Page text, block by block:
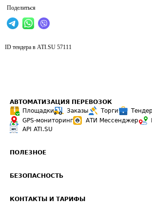
Поделиться
ID тендера в ATI.SU 57111
АВТОМАТИЗАЦИЯ ПЕРЕВОЗОК
Площадки
Заказы Торги
GPS-мониторинг
АТИ Мессенджер
API ATI.SU
ПОЛЕЗНОЕ
Звезды ATI.SU на вашем сайте
БЕЗОПАСНОСТЬ
КОНТАКТЫ И ТАРИФЫ